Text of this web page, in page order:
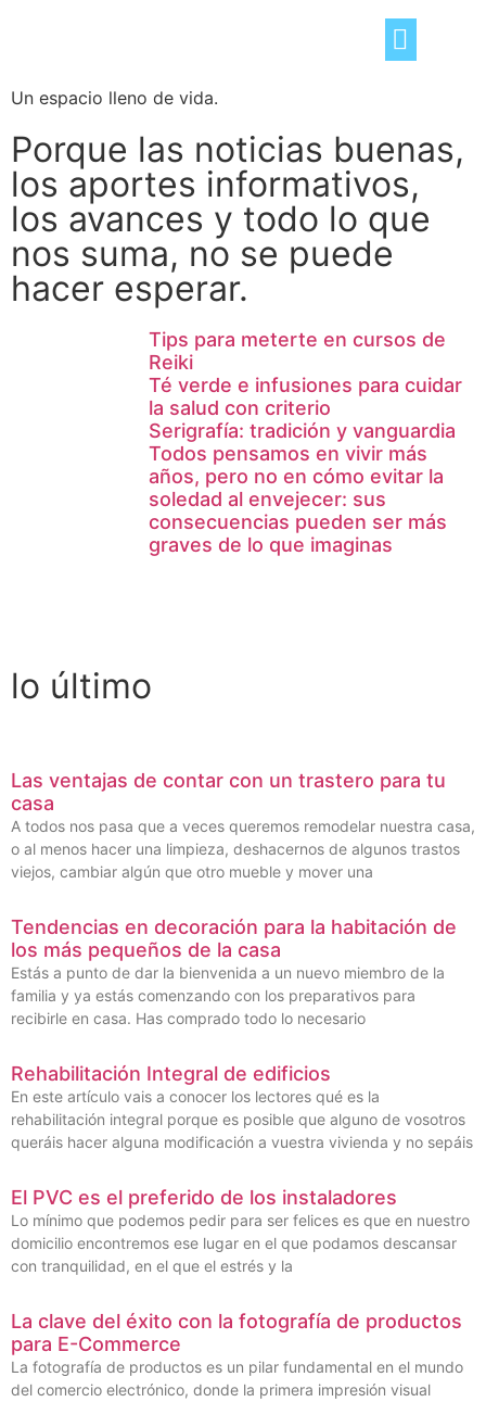
Un espacio lleno de vida.
Porque las noticias buenas,
los aportes informativos,
los avances y todo lo que
nos suma, no se puede
hacer esperar.
Tips para meterte en cursos de
Reiki
Té verde e infusiones para cuidar
la salud con criterio
Serigrafía: tradición y vanguardia
Todos pensamos en vivir más
años, pero no en cómo evitar la
soledad al envejecer: sus
consecuencias pueden ser más
graves de lo que imaginas
lo último
Las ventajas de contar con un trastero para tu
casa
A todos nos pasa que a veces queremos remodelar nuestra casa,
o al menos hacer una limpieza, deshacernos de algunos trastos
viejos, cambiar algún que otro mueble y mover una
Tendencias en decoración para la habitación de
los más pequeños de la casa
Estás a punto de dar la bienvenida a un nuevo miembro de la
familia y ya estás comenzando con los preparativos para
recibirle en casa. Has comprado todo lo necesario
Rehabilitación Integral de edificios
En este artículo vais a conocer los lectores qué es la
rehabilitación integral porque es posible que alguno de vosotros
queráis hacer alguna modificación a vuestra vivienda y no sepáis
El PVC es el preferido de los instaladores
Lo mínimo que podemos pedir para ser felices es que en nuestro
domicilio encontremos ese lugar en el que podamos descansar
con tranquilidad, en el que el estrés y la
La clave del éxito con la fotografía de productos
para E-Commerce
La fotografía de productos es un pilar fundamental en el mundo
del comercio electrónico, donde la primera impresión visual